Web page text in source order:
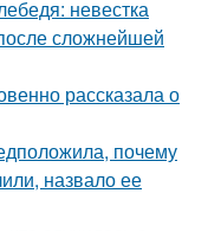
невестка
сложнейшей
рассказала о
почему
назвало ее